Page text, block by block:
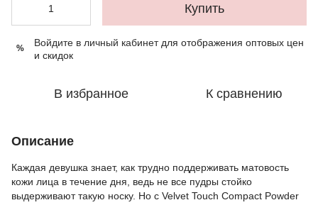
Купить
%
Войдите в личный кабинетдля отображения оптовых цен
и скидок
В избранное К сравнению
Описание
Каждая девушка знает, как трудно поддерживать матовость
кожи лица в течение дня, ведь не все пудры стойко
выдерживают такую носку. Но с Velvet Touch Compact Powder